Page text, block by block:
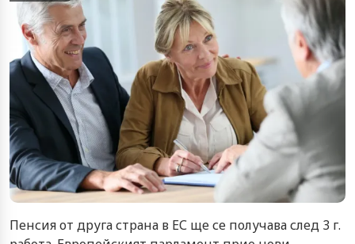
Пенсия от друга страна в ЕС ще се получава след 3 г.